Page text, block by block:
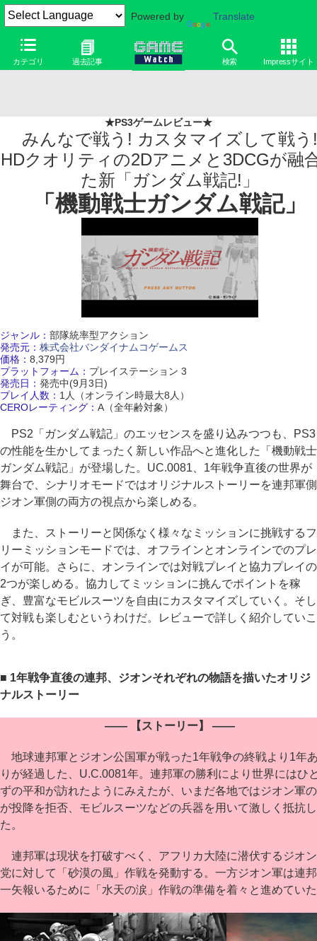
Powered by Translate
カテゴリ 過去記事 検索 Impressサイト
★PS3ゲームレビュー★
みんなで戦う! カスタマイズして戦う
HDクオリティの2Dアニメと3DCGが融
た新「ガンダム戦記!」
「機動戦士ガンダム戦記」
ジャンル： 部隊統率型アクション
発売元： 株式会社バンダイナムコゲームス
価格： 8,379円
プラットフォーム： プレイステーション 3
発売日： 発売中(9月3日)
プレイ人数： 1人（オンライン時最大8人）
CEROレーティング： A（全年齢対象）
PS2「ガンダム戦記」のエッセンスを盛り込みつつも、PS3
の性能を生かしてまったく新しい作品へと進化した「機動戦士
ガンダム戦記」が登場した。UC.0081、1年戦争直後の世界が
舞台で、シナリオモードではオリジナルストーリーを連邦軍側
ジオン軍側の両方の視点から楽しめる。
また、ストーリーと関係なく様々なミッションに挑戦するフ
リーミッションモードでは、オフラインとオンラインでのプレ
イが可能。さらに、オンラインでは対戦プレイと協力プレイの
2つが楽しめる。協力してミッションに挑んでポイントを稼
ぎ、豊富なモビルスーツを自由にカスタマイズしていく。そし
て対戦も楽しむというわけだ。レビューで詳しく紹介していこ
う。
■ 1年戦争直後の連邦、ジオンそれぞれの物語を描いたオリジ
ナルストーリー
―― 【ストーリー】 ――
地球連邦軍とジオン公国軍が戦った1年戦争の終戦より1年
りが経過した、U.C.0081年。連邦軍の勝利により世界にはひ
ずの平和が訪れたようにみえたが、いまだ各地ではジオン軍
が投降を拒否、モビルスーツなどの兵器を用いて激しく抵抗
た。
連邦軍は現状を打破すべく、アフリカ大陸に潜伏するジオ
党に対して「砂漠の風」作戦を発動する。一方ジオン軍は連
一矢報いるために「水天の涙」作戦の準備を着々と進めてい